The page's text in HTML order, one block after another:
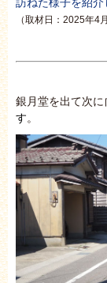
（取材日：2025年4
銀月堂を出て次に
す。